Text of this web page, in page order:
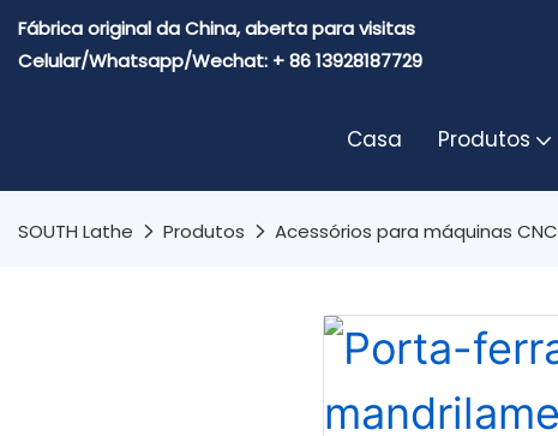
Fábrica original da China, aberta para visitas
Celular/Whatsapp/Wechat: + 86 13928187729
Casa Produtos
SOUTH Lathe Produtos Acessórios para máquinas CNC